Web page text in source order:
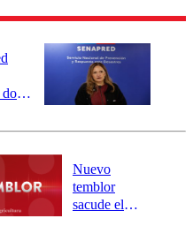
por
Nuevo
temblor
sacude el